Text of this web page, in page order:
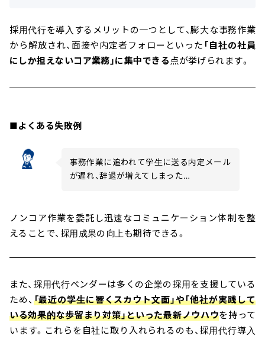
採用代行を導入するメリットの一つとして、膨大な事務作業
から解放され、面接や内定者フォローといった 「自社の社員
にしか担えないコア業務」に集中できる 点が挙げられます。
■よくある失敗例
事務作業に追われて学生に送る内定メール
が遅れ、辞退が増えてしまった…
ノンコア作業を委託し迅速なコミュニケーション体制を整
えることで、採用成果の向上も期待できる。
また、採用代行ベンダーは多くの企業の採用を支援している
ため、 「最近の学生に響くスカウト文面」や「他社が実践して
いる効果的な歩留まり対策」といった最新ノウハウを持って
います。これらを自社に取り入れられるのも、採用代行導入